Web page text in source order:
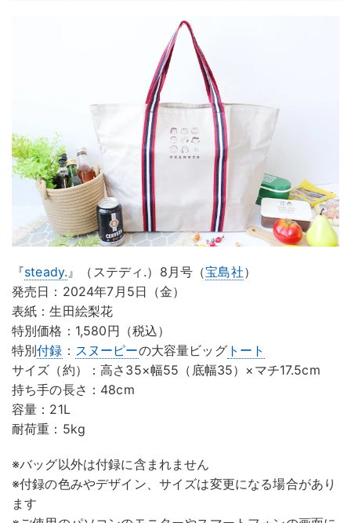
『steady.』（ステディ.）8月号（宝島社）
発売日：2024年7月5日（金）
表紙：生田絵梨花
特別価格：1,580円（税込）
特別付録 ： スヌーピーの大容量ビッグトート
サイズ（約）：高さ35×幅55（底幅35）×マチ17.5cm
持ち手の長さ：48cm
容量：21L
耐荷重：5kg
※バッグ以外は付録に含まれません
※付録の色みやデザイン、サイズは変更になる場合があり
ます